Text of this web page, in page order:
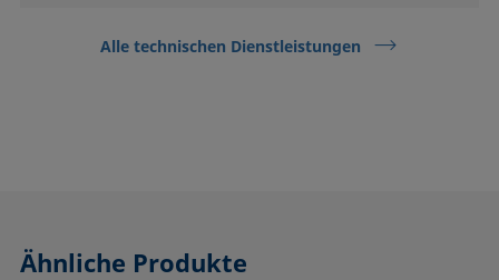
Alle technischen Dienstleistungen
Ähnliche Produkte